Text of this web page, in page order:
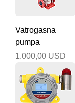
Vatrogasna
pumpa
Cijena
1.000,00 USD